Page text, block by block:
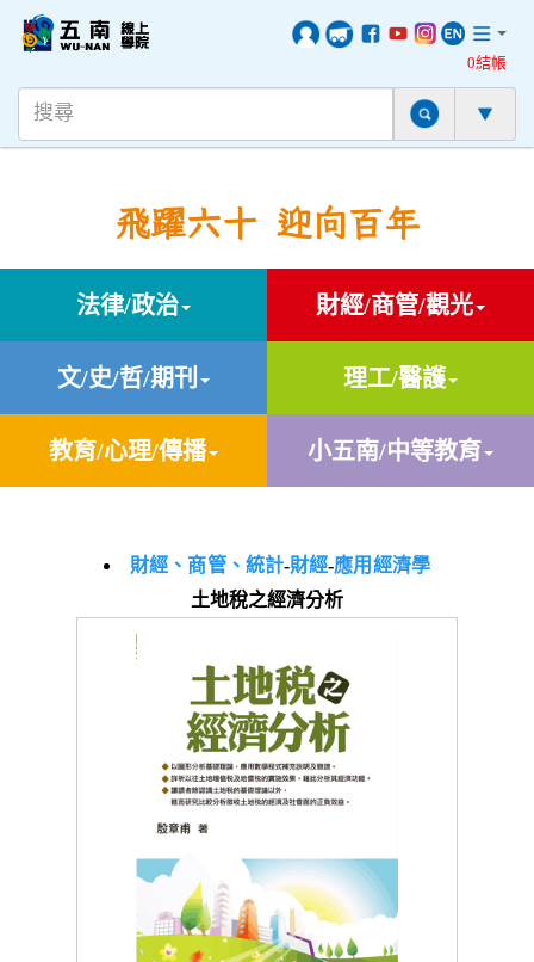
0結帳
飛躍六十 迎向百年
法律/政治 財經/商管/觀光
文/史/哲/期刊 理工/醫護
教育/心理/傳播 小五南/中等教育
財經、商管、統計-財經-應用經濟學
土地稅之經濟分析